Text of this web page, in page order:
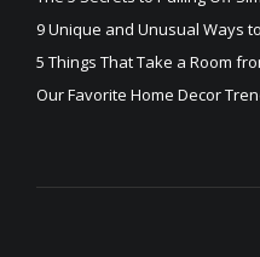
9 Unique and Unusual Ways
5 Things That Take a Room
Our Favorite Home Decor